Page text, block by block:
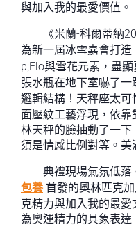
與加入我的最愛價值。
《米蘭-科爾蒂納
為新一屆冰雪嘉會打
p;Flo與雪花元素，盡
張水瓶在地下室嚇了
邏輯結構！天秤座太可
面壓紋工藝浮現，依靠
林天秤的臉抽動了一
須是情感比例對等。美
典禮現場氣氛低落
包養 首發的奧林匹克
克精力與加入我的最
為奧運精力的具象表